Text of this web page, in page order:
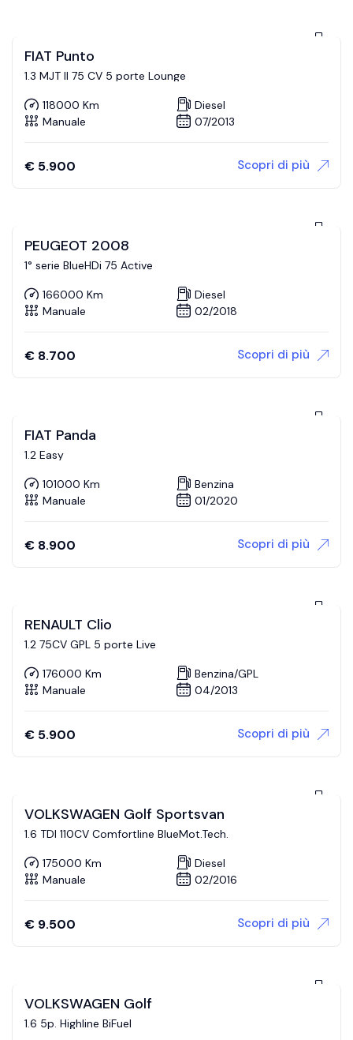
FIAT Punto
1.3 MJT II 75 CV 5 porte Lounge
118000 Km
Diesel
Manuale
07/2013
€ 5.900 Scopri di più
PEUGEOT 2008
1° serie BlueHDi 75 Active
166000 Km
Diesel
Manuale
02/2018
€ 8.700 Scopri di più
FIAT Panda
1.2 Easy
101000 Km
Benzina
Manuale
01/2020
€ 8.900 Scopri di più
RENAULT Clio
1.2 75CV GPL 5 porte Live
176000 Km
Benzina/GPL
Manuale
04/2013
€ 5.900 Scopri di più
VOLKSWAGEN Golf Sportsvan
1.6 TDI 110CV Comfortline BlueMot.Tech.
175000 Km
Diesel
Manuale
02/2016
€ 9.500 Scopri di più
VOLKSWAGEN Golf
1.6 5p. Highline BiFuel